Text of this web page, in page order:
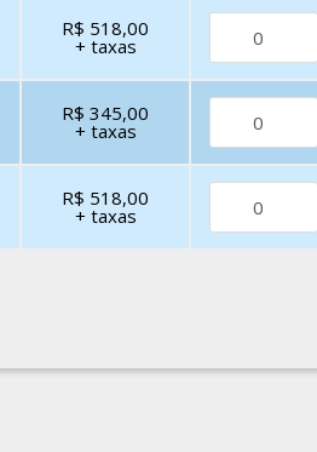
R$ 518,00
+ taxas
R$ 345,00
+ taxas
R$ 518,00
+ taxas